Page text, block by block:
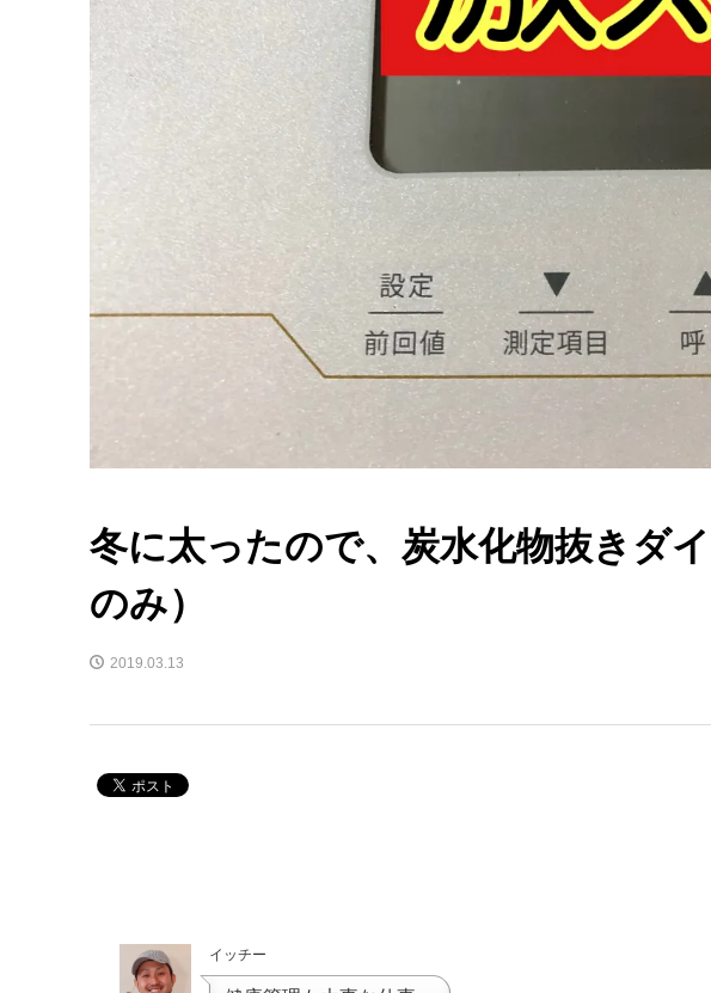
冬に太ったので、炭水化物抜きダ
のみ）
2019.03.13
イッチー